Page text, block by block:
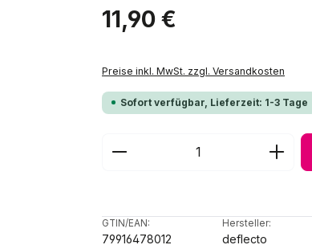
Regulärer Preis:
11,90 €
Preise inkl. MwSt. zzgl. Versandkosten
Sofort verfügbar, Lieferzeit: 1-3 Tage
Produkt Anzahl: Gib
GTIN/EAN:
79916478012
Hersteller:
deflecto